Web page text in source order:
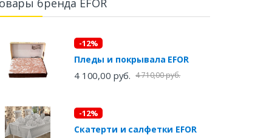
-12%
Пледы и покрывала EFOR
4 100,00 руб. 4 710,00 руб.
-12%
Скатерти и салфетки EFOR